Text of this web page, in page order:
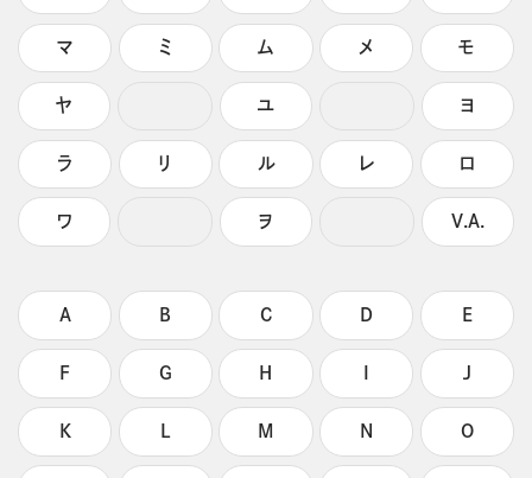
マ ミ ム メ モ
ヤ ユ ヨ
ラ リ ル レ ロ
ワ ヲ V.A.
A B C D E
F G H J
K L M N O